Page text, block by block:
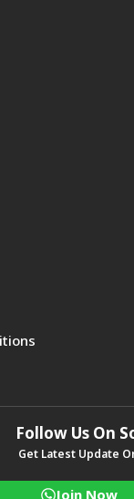
Follow Us On
Get Latest Update